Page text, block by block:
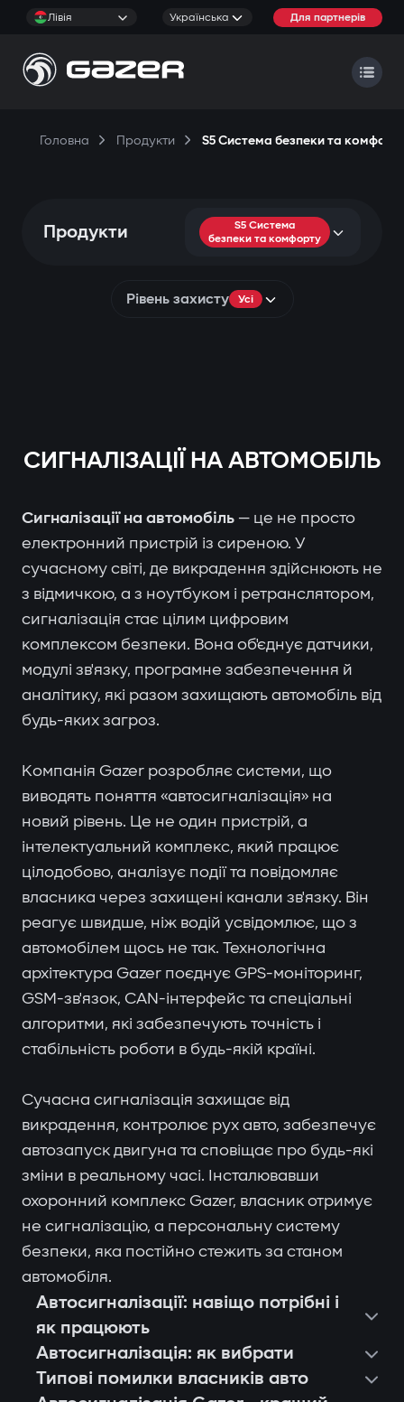
Лівія Українська Для партнерів
Головна Продукти S5 Система безпеки та
Продукти
S5 Система
безпеки та комфорту
Рівень захисту Усі
СИГНАЛІЗАЦІЇ НА АВТОМОБІЛЬ
Сигналізації на автомобіль — це не просто
електронний пристрій із сиреною. У
сучасному світі, де викрадення здійснюють не
з відмичкою, а з ноутбуком і ретранслятором,
сигналізація стає цілим цифровим
комплексом безпеки. Вона об'єднує датчики,
модулі зв'язку, програмне забезпечення й
аналітику, які разом захищають автомобіль від
будь-яких загроз.
Компанія Gazer розробляє системи, що
виводять поняття «автосигналізація» на
новий рівень. Це не один пристрій, а
інтелектуальний комплекс, який працює
цілодобово, аналізує події та повідомляє
власника через захищені канали зв'язку. Він
реагує швидше, ніж водій усвідомлює, що з
автомобілем щось не так. Технологічна
архітектура Gazer поєднує GPS-моніторинг,
GSM-зв'язок, CAN-інтерфейс та спеціальні
алгоритми, які забезпечують точність і
стабільність роботи в будь-якій країні.
Сучасна сигналізація захищає від
викрадення, контролює рух авто, забезпечує
автозапуск двигуна та сповіщає про будь-які
зміни в реальному часі. Інсталювавши
охоронний комплекс Gazer, власник отримує
не сигналізацію, а персональну систему
безпеки, яка постійно стежить за станом
автомобіля.
Автосигналізації: навіщо потрібні і
як працюють
Автосигналізація: як вибрати
Типові помилки власників авто